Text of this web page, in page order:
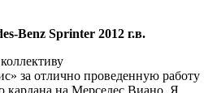
Benz Sprinter 2012 г.в.
за отлично проведенную работу